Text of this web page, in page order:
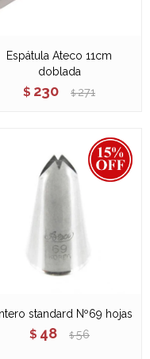
Espátula Ateco 11cm
doblada
$ 230 $ 271
standard Nº69 hojas
$ 48 $ 56